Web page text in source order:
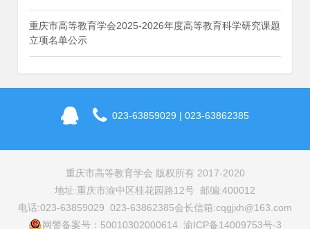
重庆市高等教育学会2025-2026年度高等教育科学研究课题
立项名单公示
023-63859029 | 023-63862385
重庆市高等教育学会 版权所有 2017-2020
地址:重庆市渝中区桂花园路12号 邮编:400012
电话:023-63859029 023-63862385会长信箱:cqgjxh@163.com
网警备案号：50010302000614 渝ICP备14009753号-3